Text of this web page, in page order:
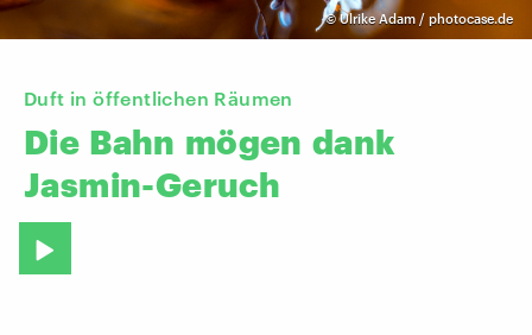
©Ulrike Adam / photocase.de
Duft in öffentlichen Räumen
Die Bahn mögen dank
Jasmin-Geruch